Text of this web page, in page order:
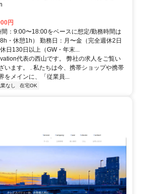
20代30代活躍中
円
：9:00〜18:00をベースに想定/勤務時間は
・休憩1h） 勤務日：月〜金（完全週休2日
日130日以上（GW・年末...
代表の西山です。 弊社の求人をご覧い
います。 . 私たちは今、携帯ショップや携帯
をメインに、「従業員...
なし 在宅OK